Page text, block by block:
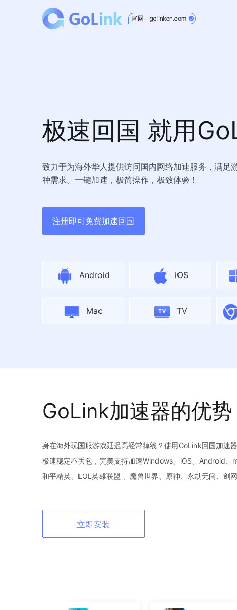
极速回国 就用
致力于为海外华人提供访问国内网络加速服务，满足
种需求。一键加速，极简操作，极致体验！
注册即可免费加速回国
Android iOS
Mac TV
GoLink加速器的优势
身在海外玩国服游戏延迟高经常掉线？使用GoLink回国加速
极速稳定不丢包，完美支持加速Windows、iOS、Android、
和平精英、LOL英雄联盟 、魔兽世界、原神、永劫无间、剑
立即安装